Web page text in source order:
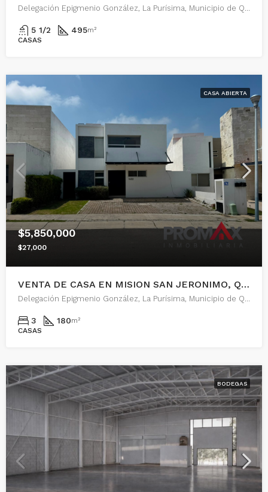
Delegación Epigmenio González, La Purísima, Municipio de Querétaro, Querétaro, 76146, México
5 1/2 495m²
CASAS
CASA ABIERTA
$5,850,000
$27,000
VENTA DE CASA EN MISION SAN JERONIMO, QUERETARO
Delegación Epigmenio González, La Purísima, Municipio de Querétaro, Querétaro, 76146, México
3 180m²
CASAS
BODEGAS